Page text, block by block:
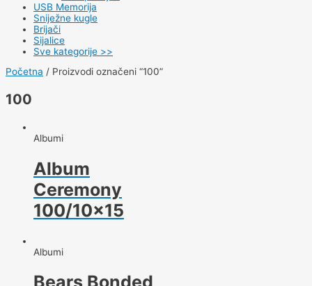
USB Memorija
Sniježne kugle
Brijači
Sijalice
Sve kategorije >>
Početna / Proizvodi označeni “100”
100
Albumi
Album
Ceremony
100/10×15
Albumi